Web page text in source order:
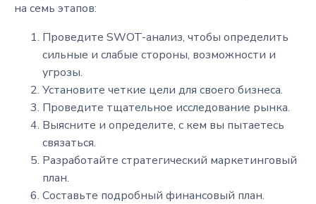
на семь этапов:
Проведите SWOT-анализ, чтобы определить
сильные и слабые стороны, возможности и
угрозы.
Установите четкие цели для своего бизнеса.
Проведите тщательное исследование рынка.
Выясните и определите, с кем вы пытаетесь
связаться.
Разработайте стратегический маркетинговый
план.
Составьте подробный финансовый план.